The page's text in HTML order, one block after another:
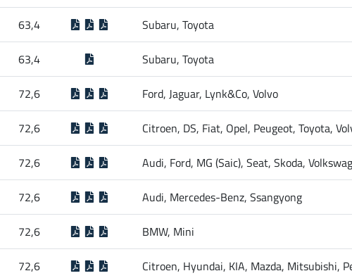
63,4 Subaru, Toyota
63,4 Subaru, Toyota
72,6 Ford, Jaguar, Lynk&Co, Volvo
72,6 Citroen, DS, Fiat, Opel, Peugeot, Toyota,
72,6 Audi, Ford, MG (Saic), Seat, Skoda,
72,6 Audi, Mercedes-Benz, Ssangyong
72,6 BMW, Mini
72,6 Citroen, Hyundai, KIA, Mazda, Mitsubishi,